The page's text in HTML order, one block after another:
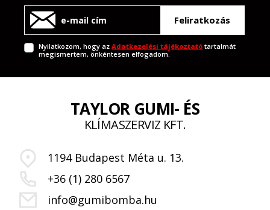
Feliratkozás
Nyilatkozom, hogy azAdatkezelési tájékoztató tartalmát
megismertem, önkéntesen elfogadom.
TAYLOR GUMI- ÉS
KLÍMASZERVIZ KFT.
1194 Budapest Méta u. 13.
+36 (1) 280 6567
info@gumibomba.hu